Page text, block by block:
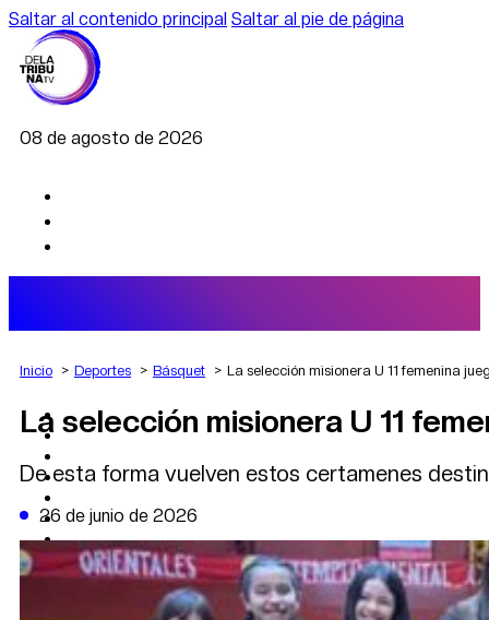
Saltar al contenido principal Saltar al pie de página
08 de agosto de 2026
AGRO
DEPORTES
POLÍTICA
DATA FIRME
DE LA TRIBUNA TV
Inicio Deportes Básquet La selección misionera U 11 femenina
La selección misionera U 11
De esta forma vuelven estos certamenes
26 de junio de 2026